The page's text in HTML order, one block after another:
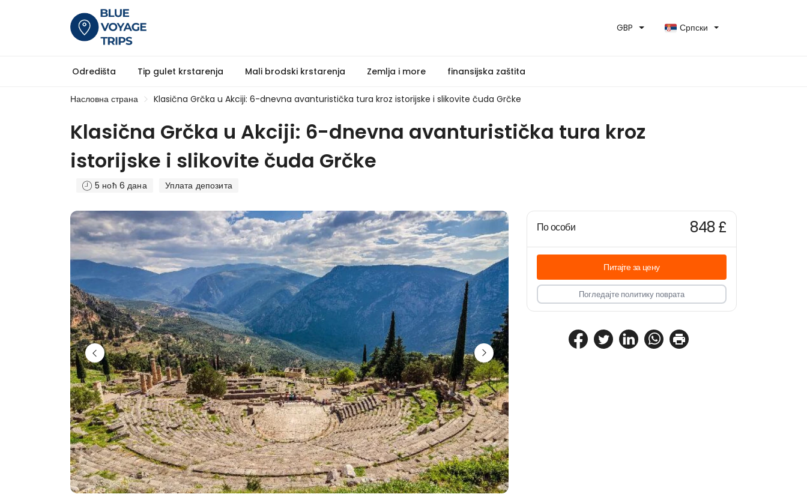
GBP Српски
Odredišta Tip gulet krstarenja Mali brodski krstarenja Zemlja i more finansijska zaštita
Насловна страна Klasična Grčka u Akciji: 6-dnevna avanturistička tura kroz istorijske i slikovite čuda Grčke
Klasična Grčka u Akciji: 6-dnevna avanturistička tura kroz
istorijske i slikovite čuda Grčke
5 ноћ 6 дана Уплата депозита
По особи 848 £
Питајте за цену
Погледајте политику поврата